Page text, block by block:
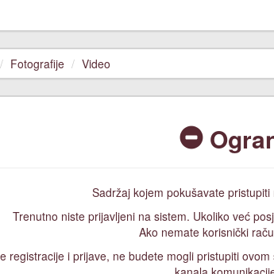
Fotografije Video
Sadržaj kojem pokušavate
Trenutno niste prijavljeni na sistem. Ukoliko već
Ako nemate korisnički
registracije i prijave, ne budete mogli pristupiti